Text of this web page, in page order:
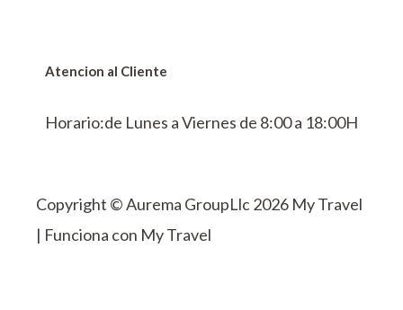
Atencion al Cliente
Horario:de Lunes a Viernes de 8:00 a 18:00H
Copyright © Aurema GroupLlc 2026 My Travel
| Funciona con My Travel